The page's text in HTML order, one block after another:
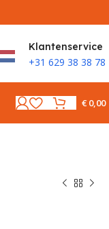
Klantenservice
+31 629 38 38 78
€0,00